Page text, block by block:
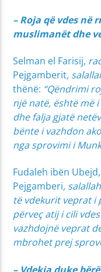
– Roja që vdes
muslimanët dhe
Selman el Farisij,
Pejgamberit,
thënë: “Qëndrimi
një natë, është më
dhe falja gjatë
bënte i vazhdon
nga sprovimi i
Fudaleh ibën Ubejd,
Pejgamberi,
të vdekurit veprat i
përveç atij i cili
vazhdojnë veprat
mbrohet prej